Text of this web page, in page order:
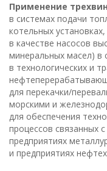
Применение
в системах подачи
котельных
в качестве насосов
минеральных масел) в
в технологических и
для перекачки/
морскими и
для обеспечения
процессов связанных
предприятиях
и предприятиях